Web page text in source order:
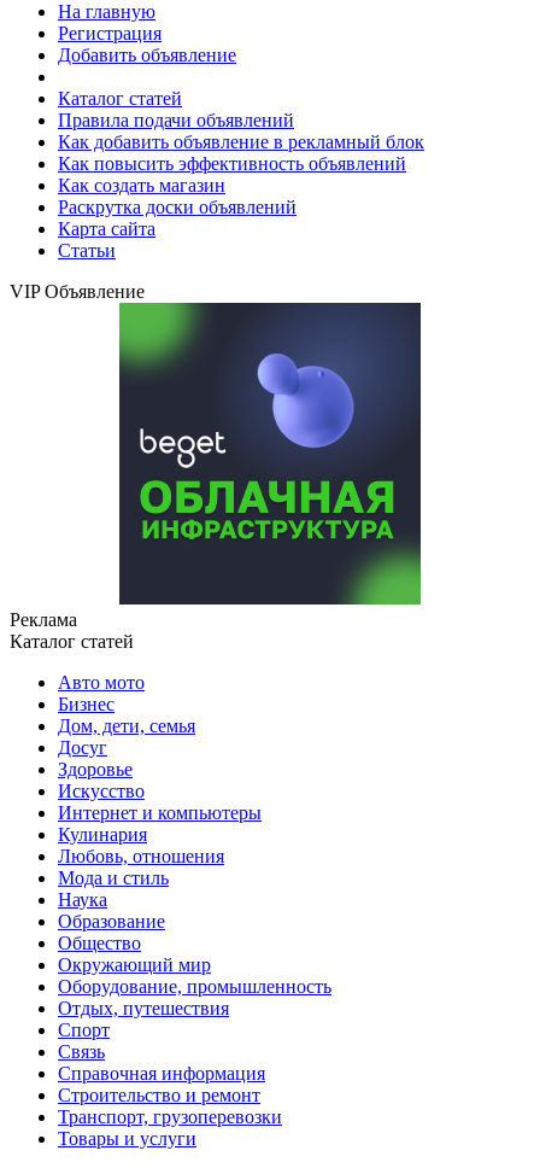
На главную
Регистрация
Добавить объявление
Каталог статей
Правила подачи объявлений
Как добавить объявление в рекламный блок
Как повысить эффективность объявлений
Как создать магазин
Раскрутка доски объявлений
Карта сайта
Статьи
VIP Объявление
Реклама
Каталог статей
Авто мото
Бизнес
Дом, дети, семья
Досуг
Здоровье
Искусство
Интернет и компьютеры
Кулинария
Любовь, отношения
Мода и стиль
Наука
Образование
Общество
Окружающий мир
Оборудование, промышленность
Отдых, путешествия
Спорт
Связь
Справочная информация
Строительство и ремонт
Транспорт, грузоперевозки
Товары и услуги